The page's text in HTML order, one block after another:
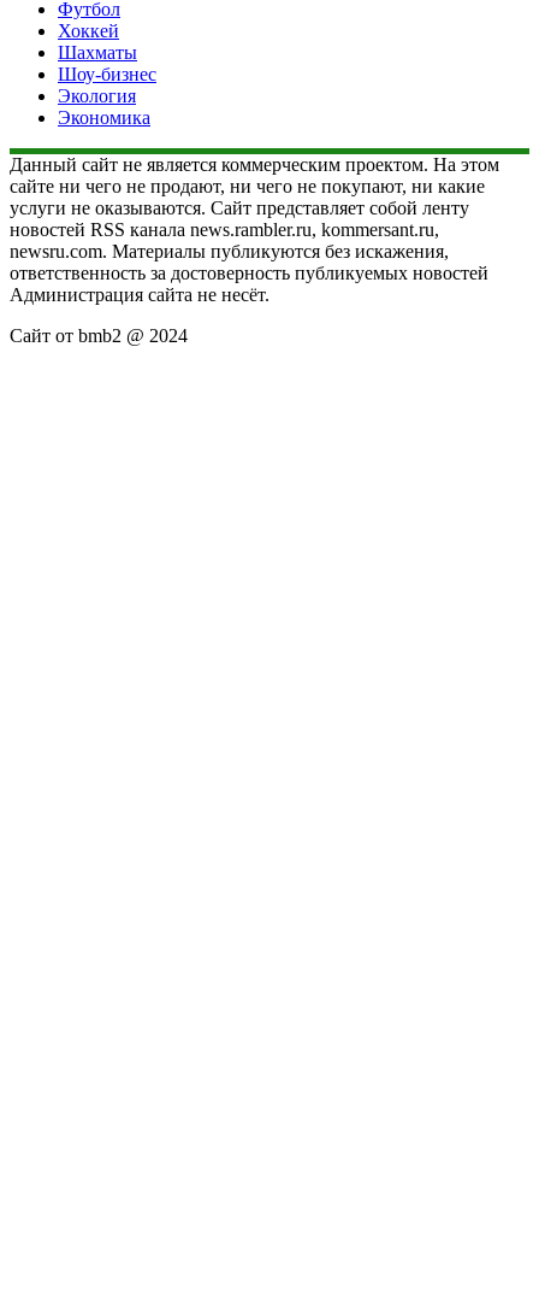
Футбол
Хоккей
Шахматы
Шоу-бизнес
Экология
Экономика
Данный сайт не является коммерческим проектом. На этом
сайте ни чего не продают, ни чего не покупают, ни какие
услуги не оказываются. Сайт представляет собой ленту
новостей RSS канала news.rambler.ru, kommersant.ru,
newsru.com. Материалы публикуются без искажения,
ответственность за достоверность публикуемых новостей
Администрация сайта не несёт.
Сайт от bmb2 @ 2024